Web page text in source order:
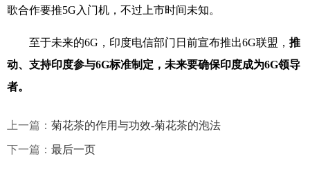
歌合作要推5G入门机，不过上市时间未知。
至于未来的6G，印度电信部门日前宣布推出6G联盟， 推
动、支持印度参与6G标准制定，未来要确保印度成为6G领导
者。
上一篇： 菊花茶的作用与功效-菊花茶的泡法
下一篇： 最后一页